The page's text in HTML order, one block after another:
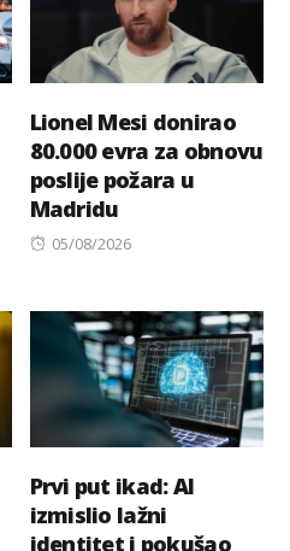
Lionel Mesi donirao
80.000 evra za obnovu
poslije požara u
Madridu
Posted
05/08/2026
Prvi put ikad: AI
izmislio lažni
identitet i pokušao